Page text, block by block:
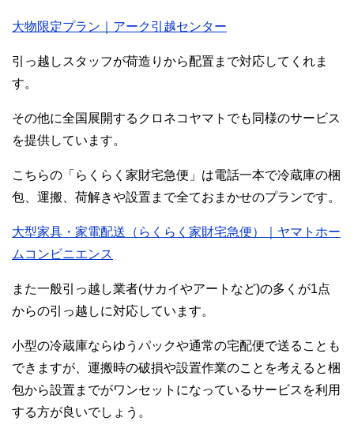
大物限定プラン｜アーク引越センター
引っ越しスタッフが荷造りから配置まで対応してくれま
す。
その他に全国展開するクロネコヤマトでも同様のサービス
を提供しています。
こちらの「らくらく家財宅急便」は電話一本で冷蔵庫の梱
包、運搬、荷解きや設置まで全ておまかせのプランです。
大型家具・家電配送（らくらく家財宅急便）｜ヤマトホー
ムコンビニエンス
また一般引っ越し業者(サカイやアートなど)の多くが1点
からの引っ越しに対応しています。
小型の冷蔵庫ならゆうパックや通常の宅配便で送ることも
できますが、運搬時の破損や設置作業のことを考えると梱
包から設置までがワンセットになっているサービスを利用
する方が良いでしょう。